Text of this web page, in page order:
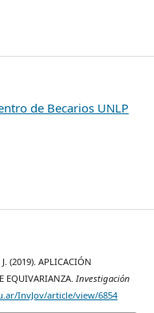
de Becarios UNLP
(2019). APLICACIÓN
EQUIVARIANZA. Investigación
InvJov/article/view/6854